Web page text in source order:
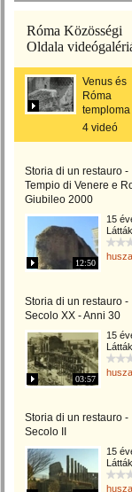
Róma Közösségi
Oldala
Venus és
Róma
temploma
4 videó
Storia di un restauro -
Tempio di Venere e
Giubileo 2000
12:50
15
Storia di un restauro -
Secolo XX - Anni 30
03:57
15
Storia di un restauro -
Secolo II
15